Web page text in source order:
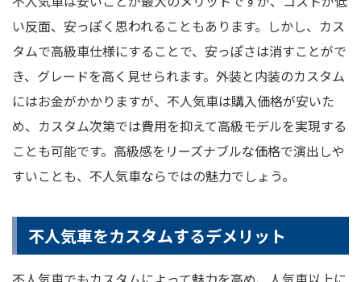
い反面、安っぽく思われることもあります。しかし、カス
タムで高級車仕様にすることで、安っぽさは消すことがで
き、グレードを高く見せられます。外装と内装のカスタム
にはお金がかかりますが、不人気車は購入価格が安いた
め、カスタム次第では費用を抑えて高級モデルを実現する
ことも可能です。高級感をリーズナブルな価格で演出しや
すいことも、不人気車ならではの魅力でしょう。
不人気車をカスタムするデメリット